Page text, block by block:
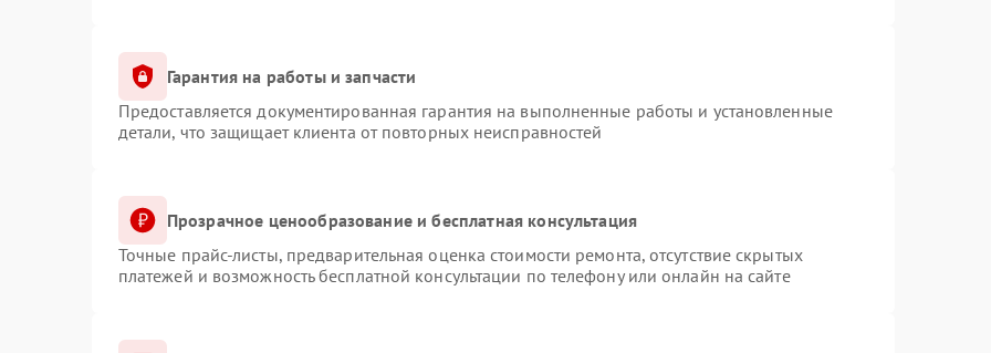
Гарантия на работы и запчасти
Предоставляется документированная гарантия на выполненные работы и установленные
детали, что защищает клиента от повторных неисправностей
Прозрачное ценообразование и бесплатная консультация
Точные прайс-листы, предварительная оценка стоимости ремонта, отсутствие скрытых
платежей и возможность бесплатной консультации по телефону или онлайн на сайте